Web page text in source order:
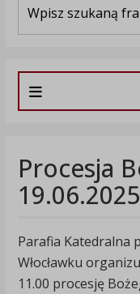
Procesja
Parafia Katedralna
Włocławku
11.00 procesję